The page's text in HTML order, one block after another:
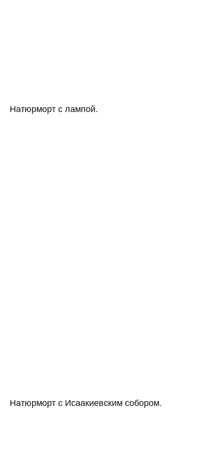
Натюрморт с лампой.
Натюрморт с Исаакиевским собором.